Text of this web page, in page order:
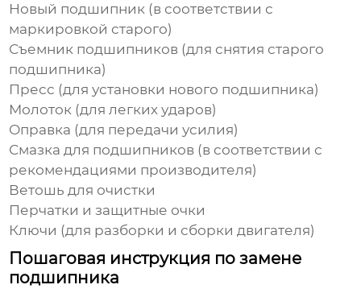
Новый подшипник (в соответствии с
маркировкой старого)
Съемник подшипников (для снятия старого
подшипника)
Пресс (для установки нового подшипника)
Молоток (для легких ударов)
Оправка (для передачи усилия)
Смазка для подшипников (в соответствии с
рекомендациями производителя)
Ветошь для очистки
Перчатки и защитные очки
Ключи (для разборки и сборки двигателя)
Пошаговая инструкция по замене
подшипника